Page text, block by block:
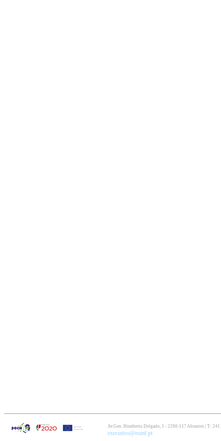
Av.Gen. Humberto Delgado, 1 - 2200-117 Abrantes | T:
executivo@esmf.pt